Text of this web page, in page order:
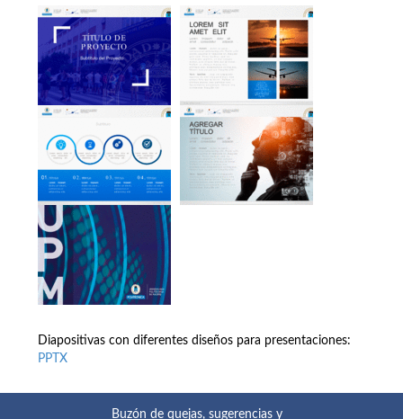
Diapositivas con diferentes diseños para presentaciones:
PPTX
Buzón de quejas, sugerencias y